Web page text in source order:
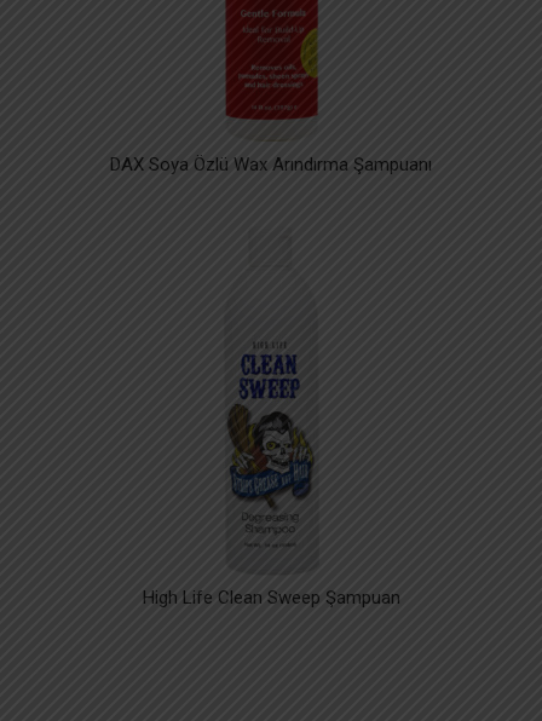
DAX Soya Özlü Wax Arındırma Şampuanı
High Life Clean Sweep Şampuan